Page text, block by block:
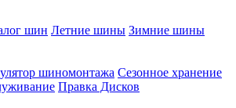
шин Летние шины Зимние шины
шиномонтажа Сезонное хранение
Правка Дисков